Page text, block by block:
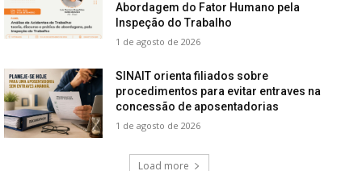
Abordagem do Fator Humano pela
Inspeção do Trabalho
1 de agosto de 2026
SINAIT orienta filiados sobre
procedimentos para evitar entraves na
concessão de aposentadorias
1 de agosto de 2026
Load more